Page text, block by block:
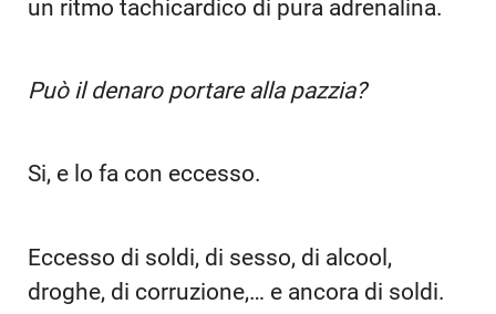
un ritmo tachicardico di pura adrenalina.
Può il denaro portare alla pazzia?
Si, e lo fa con eccesso.
Eccesso di soldi, di sesso, di alcool,
droghe, di corruzione,… e ancora di soldi.